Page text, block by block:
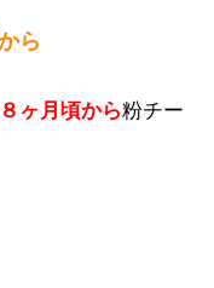
ら
ヶ月頃から粉チー